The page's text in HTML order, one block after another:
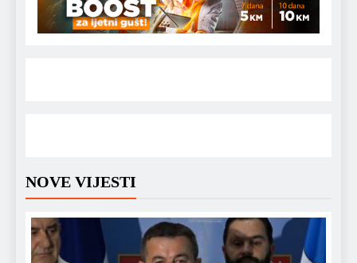
NOVE VIJESTI